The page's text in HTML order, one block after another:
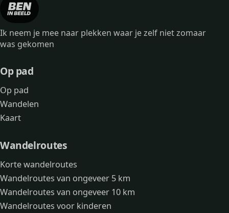
Ik neem je mee naar plekken waar je zelf niet zomaar
was gekomen
Op pad
Op pad
Wandelen
Kaart
Wandelroutes
Korte wandelroutes
Wandelroutes van ongeveer 5 km
Wandelroutes van ongeveer 10 km
Wandelroutes voor kinderen